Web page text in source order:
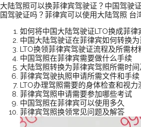
大陆驾照可以换菲律宾驾驶证？中国驾驶
国驾驶证吗？菲律宾可以使用大陆驾照 台
如何将中国大陆驾驶证LTO换成菲律
中国大陆驾驶证在菲律宾如何转换
LTO换领菲律宾驾驶证流程及所需材
中国驾照在菲律宾需要做什么手续
大陆驾照转换为菲律宾驾照所需时间
菲律宾驾驶执照申请所需文件和手续
LTO办理驾照需要的身体检查和视力
菲律宾驾照申请需要参加哪些考试
中国驾照在菲律宾可以使用多久
菲律宾驾照换领常见问题及解答